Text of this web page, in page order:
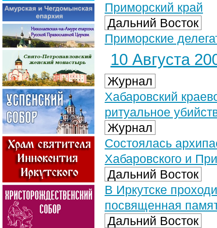
Приморский край
Дальний Восток
Приморские
10 Августа
Журнал
Хабаровский
ритуальное
Журнал
Состоялась
Хабаровского и
Дальний Восток
В Иркутске
посвященная
Дальний Восток